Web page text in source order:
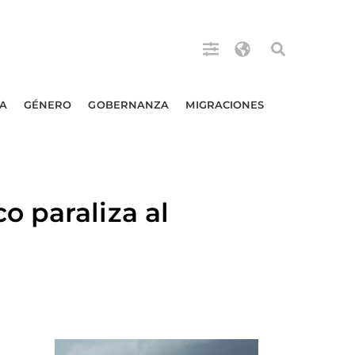
GÉNERO GOBERNANZA MIGRACIONES
paraliza al